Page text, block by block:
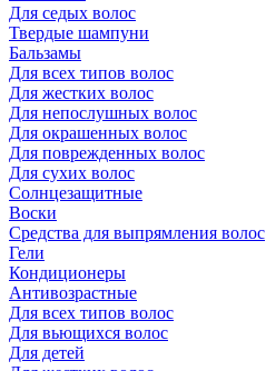
Для седых волос
Твердые шампуни
Бальзамы
Для всех типов волос
Для жестких волос
Для непослушных волос
Для окрашенных волос
Для поврежденных волос
Для сухих волос
Солнцезащитные
Воски
Средства для выпрямления волос
Гели
Кондиционеры
Антивозрастные
Для всех типов волос
Для вьющихся волос
Для детей